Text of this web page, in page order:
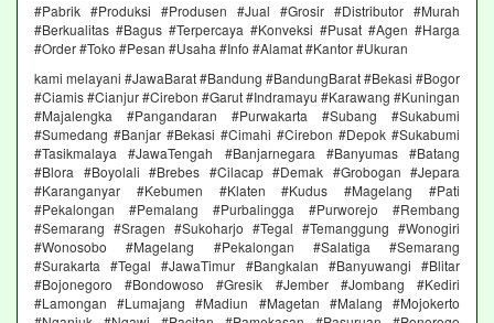
#Pabrik #Produksi #Produsen #Jual #Grosir #Distributor #Murah
#Berkualitas #Bagus #Terpercaya #Konveksi #Pusat #Agen #Harga
#Order #Toko #Pesan #Usaha #Info #Alamat #Kantor #Ukuran
kami melayani #JawaBarat #Bandung #BandungBarat #Bekasi #Bogor
#Ciamis #Cianjur #Cirebon #Garut #Indramayu #Karawang #Kuningan
#Majalengka #Pangandaran #Purwakarta #Subang #Sukabumi
#Sumedang #Banjar #Bekasi #Cimahi #Cirebon #Depok #Sukabumi
#Tasikmalaya #JawaTengah #Banjarnegara #Banyumas #Batang
#Blora #Boyolali #Brebes #Cilacap #Demak #Grobogan #Jepara
#Karanganyar #Kebumen #Klaten #Kudus #Magelang #Pati
#Pekalongan #Pemalang #Purbalingga #Purworejo #Rembang
#Semarang #Sragen #Sukoharjo #Tegal #Temanggung #Wonogiri
#Wonosobo #Magelang #Pekalongan #Salatiga #Semarang
#Surakarta #Tegal #JawaTimur #Bangkalan #Banyuwangi #Blitar
#Bojonegoro #Bondowoso #Gresik #Jember #Jombang #Kediri
#Lamongan #Lumajang #Madiun #Magetan #Malang #Mojokerto